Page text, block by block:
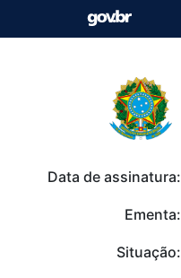
Data de assinatura:
Ementa:
Situação: